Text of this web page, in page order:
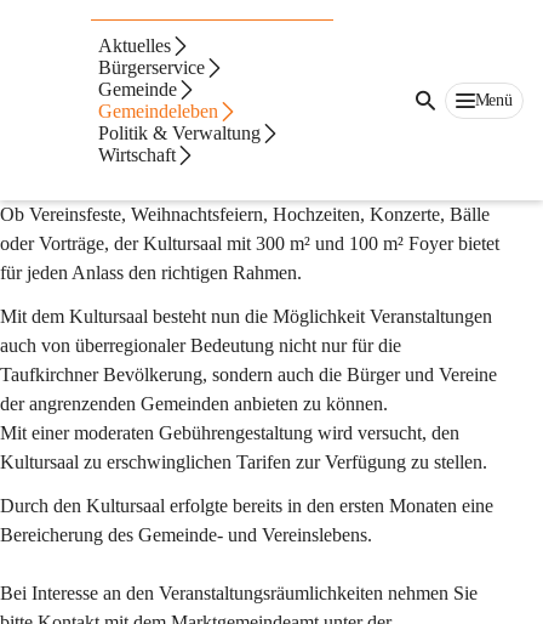
Aktuelles
Bürgerservice
Gemeinde
Gemeindeleben
Politik & Verwaltung
Wirtschaft
Menü
Kultursaal
Die Marktgemeinde Taufkirchen an der Trattnach betreibt seit
August 2009 einen Kultursaal.
Ob Vereinsfeste, Weihnachtsfeiern, Hochzeiten, Konzerte, Bälle
oder Vorträge, der Kultursaal mit 300 m² und 100 m² Foyer bietet
für jeden Anlass den richtigen Rahmen.
Mit dem Kultursaal besteht nun die Möglichkeit Veranstaltungen
auch von überregionaler Bedeutung nicht nur für die
Taufkirchner Bevölkerung, sondern auch die Bürger und Vereine
der angrenzenden Gemeinden anbieten zu können.
Mit einer moderaten Gebührengestaltung wird versucht, den
Kultursaal zu erschwinglichen Tarifen zur Verfügung zu stellen.
Durch den Kultursaal erfolgte bereits in den ersten Monaten eine
Bereicherung des Gemeinde- und Vereinslebens.
Bei Interesse an den Veranstaltungsräumlichkeiten nehmen Sie